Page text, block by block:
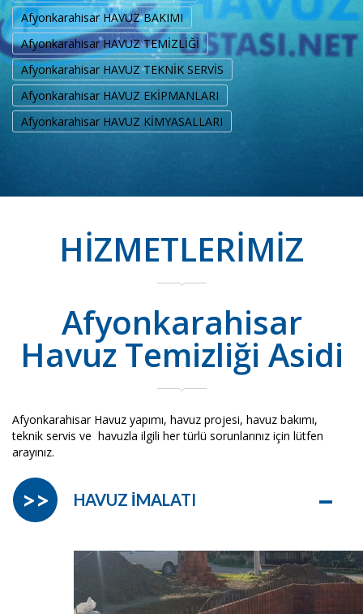
Afyonkarahisar HAVUZ BAKIMI
Afyonkarahisar HAVUZ TEMİZLİĞİ
Afyonkarahisar HAVUZ TEKNİK SERVİS
Afyonkarahisar HAVUZ EKİPMANLARI
Afyonkarahisar HAVUZ KİMYASALLARI
HİZMETLERİMİZ
Afyonkarahisar
Havuz Temizliği Asidi
Afyonkarahisar Havuz yapımı, havuz projesi, havuz bakımı,
teknik servis ve havuzla ilgili her türlü sorunlarınız için lütfen
arayınız.
HAVUZ İMALATI –
>>